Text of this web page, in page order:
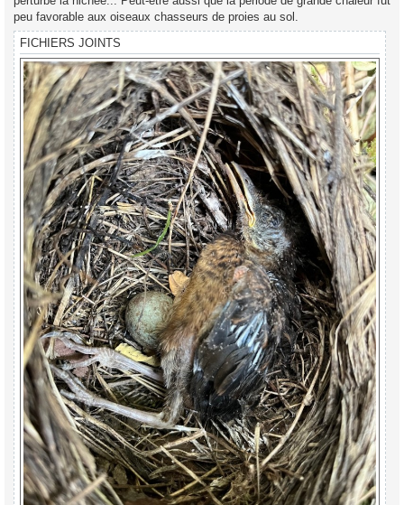
peu favorable aux oiseaux chasseurs de proies au sol.
FICHIERS JOINTS